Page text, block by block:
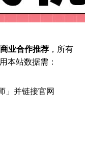
业合作推荐 ，所有
本站数据需：
」并链接官网